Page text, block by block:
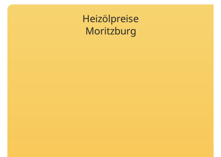
Heizölpreise
Moritzburg